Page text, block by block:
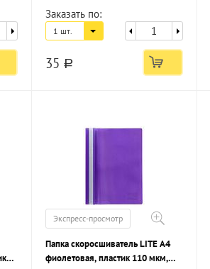
Заказать по:
1 шт.
35 a
Экспресс-просмотр
Папка скоросшиватель LITE А4
фиолетовая, пластик 110 мкм,